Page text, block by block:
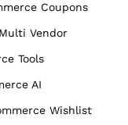
Coupons
Vendor
Tools
AI
Wishlist